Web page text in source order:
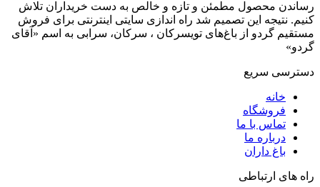
رساندن محصول مطمئن و تازه و خالص به دست خریداران تلاش
کنیم. نتیجه این تصمیم شد راه اندازی سایتی اینترنتی برای فروش
مستقیم گردو از باغ‌های تویسرکان ، سرکان، سرابی به اسم «آقای
گردو»
دسترسی سریع
خانه
فروشگاه
تماس با ما
درباره ما
باغ داران
راه های ارتباطی